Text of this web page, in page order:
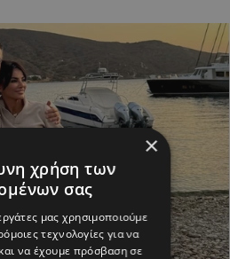
×
χρήση των
σας
μας χρησιμοποιούμε
τεχνολογίες για να
να έχουμε πρόσβαση σε